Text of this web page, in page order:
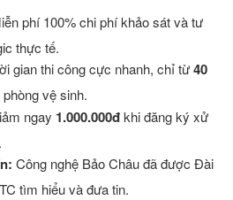
phí 100% chi phí khảo sát và tư
thực tế.
gian thi công cực nhanh, chỉ từ40
vệ sinh.
ngay 1.000.000đkhi đăng ký xử
Công nghệ Bảo Châu đã được Đài
tìm hiểu và đưa tin.